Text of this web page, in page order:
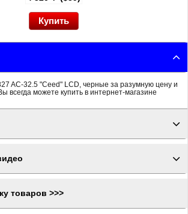
AC-32.5 "Ceed" LCD, черные за разумную цену и
всегда можете купить в интернет-магазине
товаров >>>